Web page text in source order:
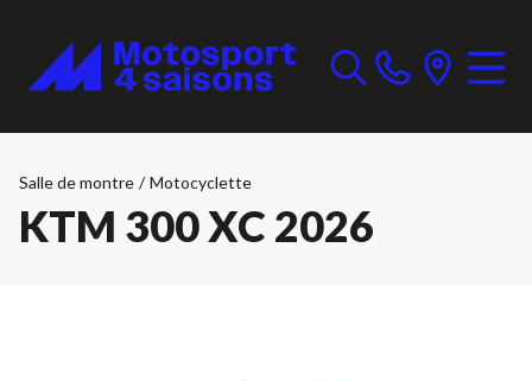
Salle de montre / Motocyclette
KTM 300 XC 2026